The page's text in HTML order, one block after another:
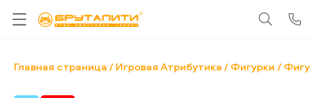
Главная страница Игровая Атрибутика Фигурки